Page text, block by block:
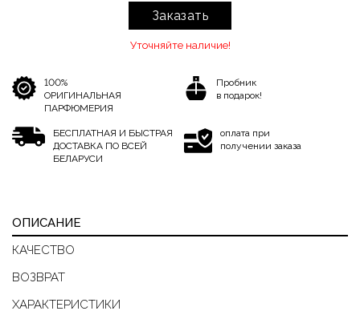
Заказать
Уточняйте наличие!
100%
ОРИГИНАЛЬНАЯ
ПАРФЮМЕРИЯ
Пробник
в подарок!
БЕСПЛАТНАЯ И БЫСТРАЯ
ДОСТАВКА ПО ВСЕЙ
БЕЛАРУСИ
оплата при
получении заказа
ОПИСАНИЕ
КАЧЕСТВО
ВОЗВРАТ
ХАРАКТЕРИСТИКИ